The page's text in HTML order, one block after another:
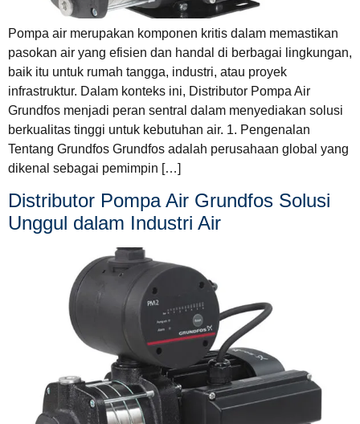
Pompa air merupakan komponen kritis dalam memastikan
pasokan air yang efisien dan handal di berbagai lingkungan,
baik itu untuk rumah tangga, industri, atau proyek
infrastruktur. Dalam konteks ini, Distributor Pompa Air
Grundfos menjadi peran sentral dalam menyediakan solusi
berkualitas tinggi untuk kebutuhan air. 1. Pengenalan
Tentang Grundfos Grundfos adalah perusahaan global yang
dikenal sebagai pemimpin […]
Distributor Pompa Air Grundfos Solusi
Unggul dalam Industri Air